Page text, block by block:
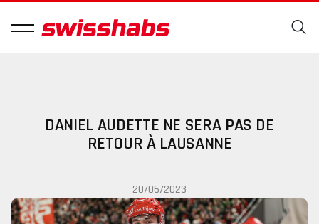
DANIEL AUDETTE NE SERA PAS DE
RETOUR À LAUSANNE
20/06/2023